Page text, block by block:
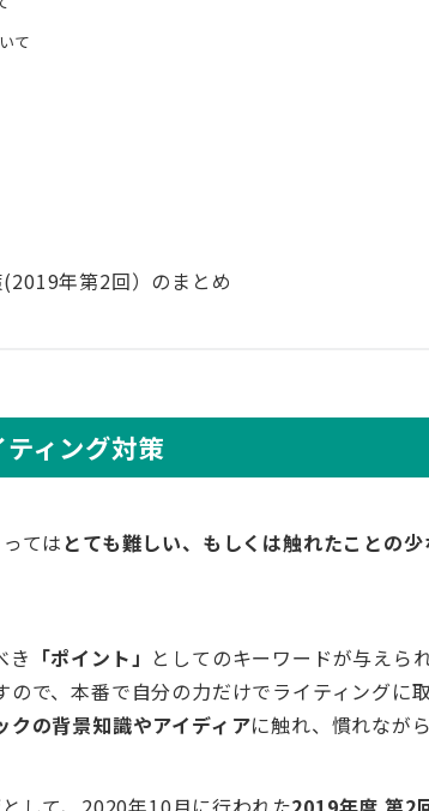
て
年第2回）のまとめ
ィング対策
ては とても難しい、もしくは触れたことの
き 「ポイント」 としてのキーワードが与えら
で、本番で自分の力だけでライティングに
クの背景知識やアイディアに触れ、慣れなが